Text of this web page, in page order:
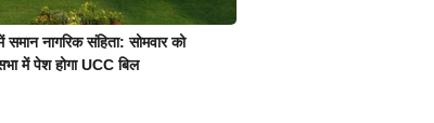
समान नागरिक संहिता: सोमवार को
में पेश होगा UCC बिल